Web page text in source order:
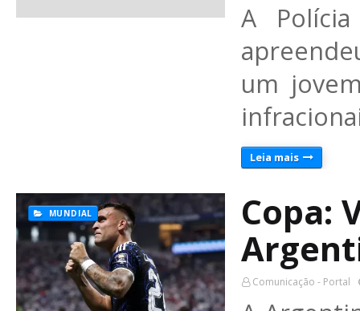
A
um
Leia mais
MUNDIAL
Copa:
Comunicação - Portal